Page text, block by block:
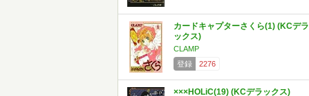
カードキャプターさくら(1) (KCデラ
ックス)
CLAMP
登録
2276
×××HOLiC(19) (KCデラックス)